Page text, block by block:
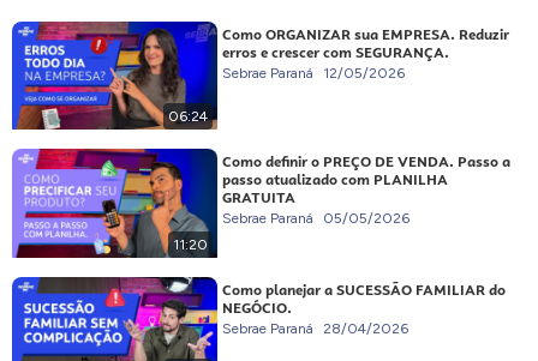
06:24
Como ORGANIZAR sua EMPRESA. Reduzir
erros e crescer com SEGURANÇA.
Sebrae Paraná 12/05/2026
11:20
Como definir o PREÇO DE VENDA. Passo a
passo atualizado com PLANILHA
GRATUITA
Sebrae Paraná 05/05/2026
Como planejar a SUCESSÃO FAMILIAR do
NEGÓCIO.
Sebrae Paraná 28/04/2026